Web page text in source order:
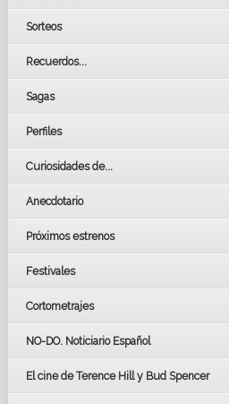
Sorteos
Recuerdos...
Sagas
Perfiles
Curiosidades de...
Anecdotario
Próximos estrenos
Festivales
LOS OSCARS
GOYAS
BAFTA
Cortometrajes
NO-DO. Noticiario Español
El cine de Terence Hill y Bud Spencer